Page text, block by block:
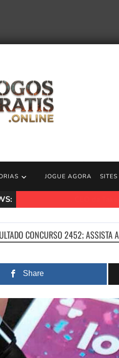
JOGUE AGORA SITES
CONCURSO 2452; ASSISTA
Share